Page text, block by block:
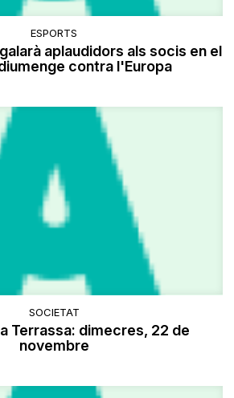
ESPORTS
aplaudidors als socis en el
contra l'Europa
SOCIETAT
Terrassa: dimecres, 22 de
novembre